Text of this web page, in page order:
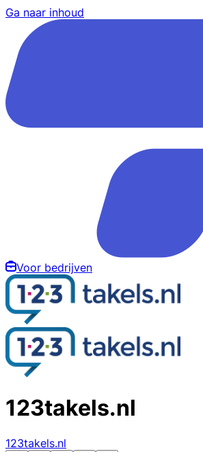
Ga naar inhoud
Voor bedrijven
123takels.nl
123takels.nl